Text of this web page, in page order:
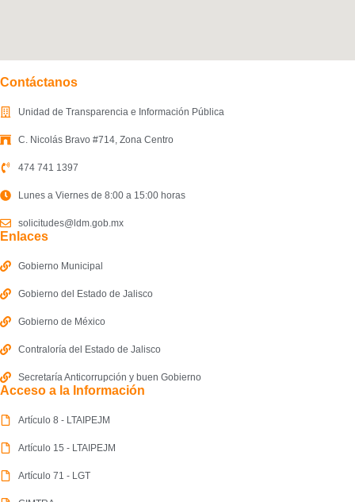
Contáctanos
Unidad de Transparencia e Información Pública
C. Nicolás Bravo #714, Zona Centro
474 741 1397
Lunes a Viernes de 8:00 a 15:00 horas
solicitudes@ldm.gob.mx
Enlaces
Gobierno Municipal
Gobierno del Estado de Jalisco
Gobierno de México
Contraloría del Estado de Jalisco
Secretaría Anticorrupción y buen Gobierno
Acceso a la Información
Artículo 8 - LTAIPEJM
Artículo 15 - LTAIPEJM
Artículo 71 - LGT